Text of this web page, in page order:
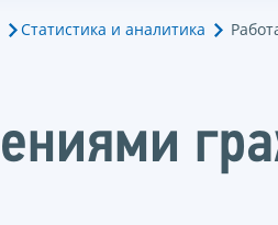
Статистика и аналитика